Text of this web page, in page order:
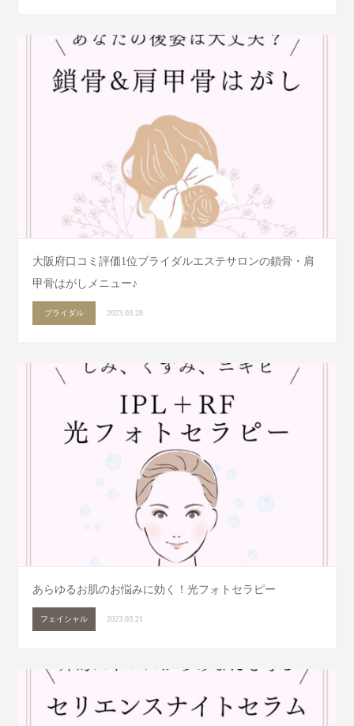
大阪府口コミ評価1位ブライダルエステサロンの鎖骨・肩
甲骨はがしメニュー♪
ブライダル 2023.03.28
あらゆるお肌のお悩みに効く！光フォトセラピー
フェイシャル 2023.03.21